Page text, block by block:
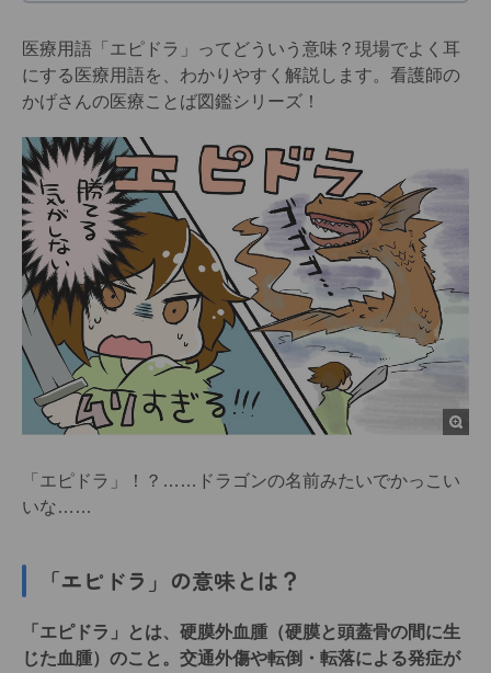
医療用語「エピドラ」ってどういう意味？現場でよく耳
にする医療用語を、わかりやすく解説します。看護師の
かげさんの医療ことば図鑑シリーズ！
「エピドラ」！？……ドラゴンの名前みたいでかっこい
いな……
「エピドラ」の意味とは？
「エピドラ」とは、硬膜外血腫（硬膜と頭蓋骨の間に生
じた血腫）のこと。交通外傷や転倒・転落による発症が